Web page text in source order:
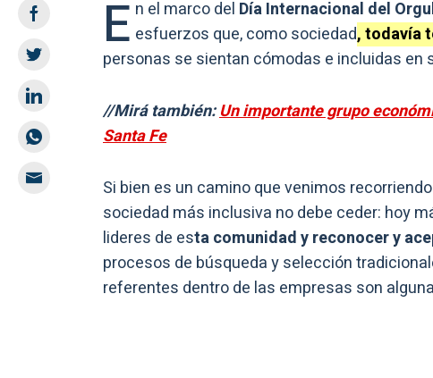
E n el marco del Día Internacional del
esfuerzos que, como sociedad, todavía
personas se sientan cómodas e incluidas en
//Mirá también:Un importante grupo
Santa Fe
Si bien es un camino que venimos
sociedad más inclusiva no debe ceder: hoy
lideres de esta comunidad y reconocer y
procesos de búsqueda y selección
referentes dentro de las empresas son